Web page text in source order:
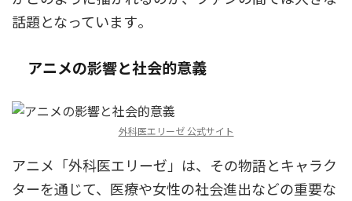
話題となっています​​。
アニメの影響と社会的意義
外科医エリーゼ 公式サイト
アニメ「外科医エリーゼ」は、その物語とキャラク
ターを通じて、医療や女性の社会進出などの重要な